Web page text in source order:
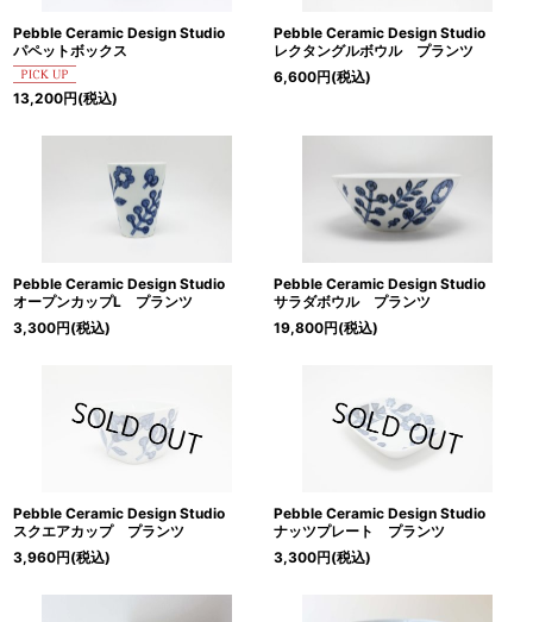
Pebble Ceramic Design Studio
パペットボックス
13,200円(税込)
Pebble Ceramic Design Studio
レクタングルボウル プランツ
6,600円(税込)
Pebble Ceramic Design Studio
オープンカップL プランツ
3,300円(税込)
Pebble Ceramic Design Studio
サラダボウル プランツ
19,800円(税込)
Pebble Ceramic Design Studio
スクエアカップ プランツ
3,960円(税込)
Pebble Ceramic Design Studio
ナッツプレート プランツ
3,300円(税込)